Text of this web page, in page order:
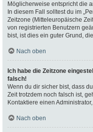
Möglicherweise entspricht die
In diesem Fall solltest du im
Zeitzone (Mitteleuropäische
von registrierten Benutzern
bist, ist dies ein guter Grund,
Nach oben
Ich habe die Zeitzone
falsch!
Wenn du dir sicher bist, dass
Zeit trotzdem noch falsch ist,
Kontaktiere einen
Nach oben